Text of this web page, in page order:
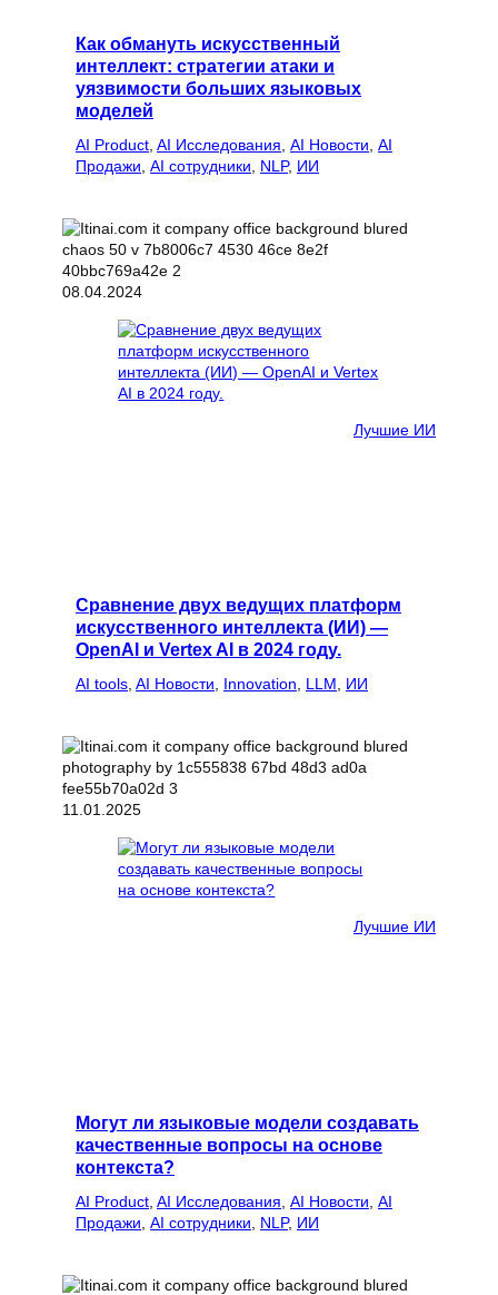
Как обмануть искусственный
интеллект: стратегии атаки и
уязвимости больших языковых
моделей
AI Product, AI Исследования, AI Новости, AI
Продажи, AI сотрудники, NLP, ИИ
08.04.2024
Лучшие ИИ
Сравнение двух ведущих платформ
искусственного интеллекта (ИИ) —
OpenAI и Vertex AI в 2024 году.
AI tools, AI Новости, Innovation, LLM, ИИ
11.01.2025
Лучшие ИИ
Могут ли языковые модели создавать
качественные вопросы на основе
контекста?
AI Product, AI Исследования, AI Новости, AI
Продажи, AI сотрудники, NLP, ИИ